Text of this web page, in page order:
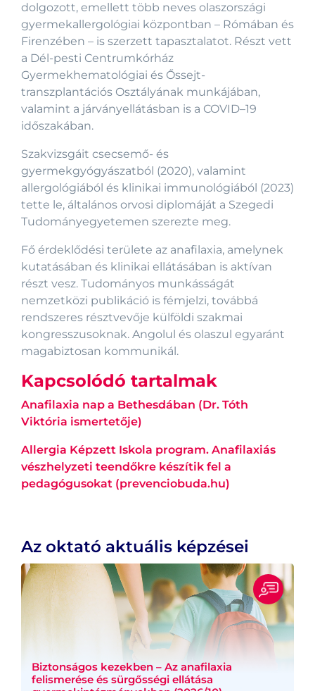
dolgozott, emellett több neves olaszországi
gyermekallergológiai központban – Rómában és
Firenzében – is szerzett tapasztalatot. Részt vett
a Dél-pesti Centrumkórház
Gyermekhematológiai és Őssejt-
transzplantációs Osztályának munkájában,
valamint a járványellátásban is a COVID–19
időszakában.
Szakvizsgáit csecsemő- és
gyermekgyógyászatból (2020), valamint
allergológiából és klinikai immunológiából (2023)
tette le, általános orvosi diplomáját a Szegedi
Tudományegyetemen szerezte meg.
Fő érdeklődési területe az anafilaxia, amelynek
kutatásában és klinikai ellátásában is aktívan
részt vesz. Tudományos munkásságát
nemzetközi publikáció is fémjelzi, továbbá
rendszeres résztvevője külföldi szakmai
kongresszusoknak. Angolul és olaszul egyaránt
magabiztosan kommunikál.
Kapcsolódó tartalmak
Anafilaxia nap a Bethesdában (Dr. Tóth
Viktória ismertetője)
Allergia Képzett Iskola program. Anafilaxiás
vészhelyzeti teendőkre készítik fel a
pedagógusokat (prevenciobuda.hu)
Az oktató aktuális képzései
Biztonságos kezekben – Az anafilaxia
felismerése és sürgősségi ellátása